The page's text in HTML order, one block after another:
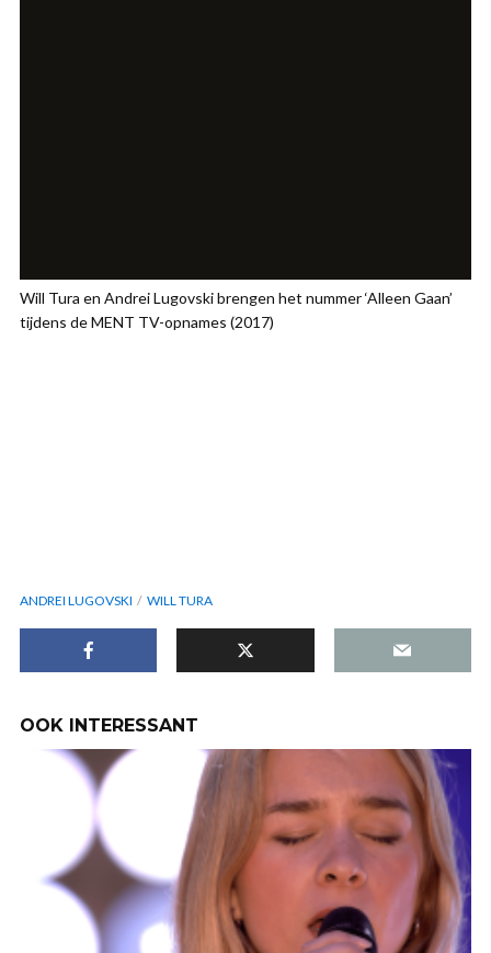
Will Tura en Andrei Lugovski brengen het nummer ‘Alleen Gaan’
tijdens de MENT TV-opnames (2017)
ANDREI LUGOVSKI WILL TURA
OOK INTERESSANT